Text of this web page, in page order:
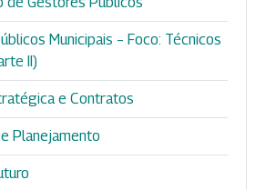
Municipais – Foco: Técnicos
II)
e Contratos
Planejamento